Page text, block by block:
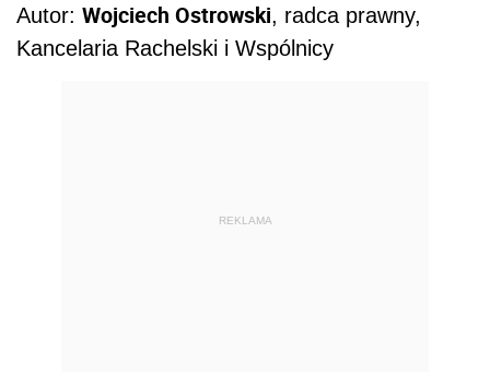
Autor: Wojciech Ostrowski, radca prawny,
Kancelaria Rachelski i Wspólnicy
REKLAMA